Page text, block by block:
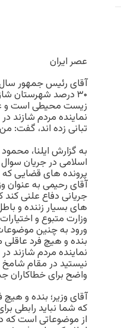
عصر ایران
آقای رئیس جمهور
۳۰ درصد شهرستان
زیست محیطی است و
نماینده مردم شازند
تبانی زده اند، گفت:
اسلامی در جریان
آقای رحیمی به عنوان
جریانی دفاع علنی کند
های بسیار زننده و
وزارت متبوع و
ورود به چنین
بنده و هیچ فرد
نماینده مردم شازند
نیستید در مقام شامخ
واضح برای
آقای وزیر؛ بنده و
که شما نباید رابطی
از موضوعاتی است که